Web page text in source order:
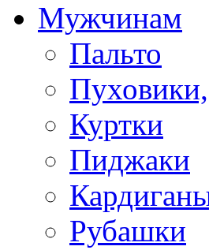
Мужчинам
Пальто
Куртки
Пиджаки
Рубашки